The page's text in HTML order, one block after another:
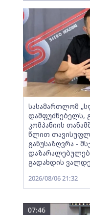
სასამართლომ
დამფუძნებელს,
კომპანიის
წლით
განუსაზღვრა -
გადახდის
2026/08/06 21:32
07:46